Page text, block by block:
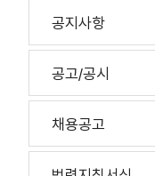
공지사항
공고/공시
채용공고